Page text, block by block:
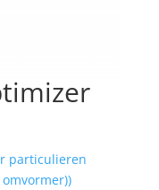
particulieren